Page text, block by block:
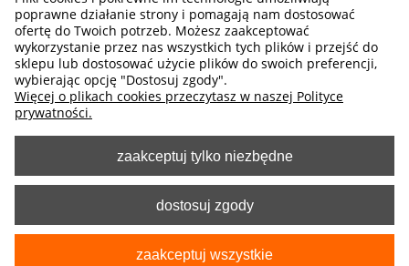
E-mail:sklep@fryda.com.pl
Sklepy stacjonarne:
ul. Składowa 26, 34-400 Nowy Targ
ul. Żywiecka 91, 43-300 Bielsko-Biała
MOŻLIWE FORMY PŁATNOŚCI
poprawne działanie strony i pomagają nam dostosować
ofertę do Twoich potrzeb. Możesz zaakceptować
wykorzystanie przez nas wszystkich tych plików i przejść do
sklepu lub dostosować użycie plików do swoich preferencji,
wybierając opcję "Dostosuj zgody".
Więcej o plikach cookies przeczytasz w naszej Polityce
prywatności.
zaakceptuj tylko niezbędne
dostosuj zgody
zaakceptuj wszystkie